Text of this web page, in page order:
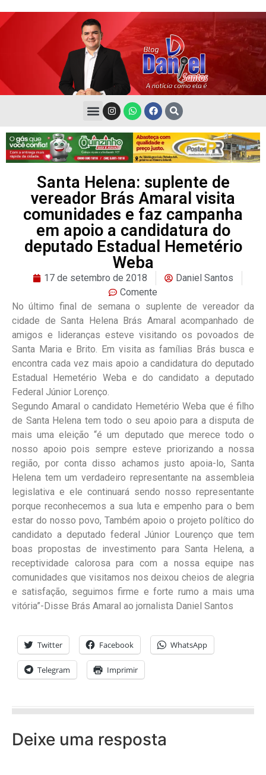
Santa Helena: suplente de
vereador Brás Amaral visita
comunidades e faz campanha
em apoio a candidatura do
deputado Estadual Hemetério
Weba
17 de setembro de 2018
Daniel Santos
Comente
No último final de semana o suplente de vereador da
cidade de Santa Helena Brás Amaral acompanhado de
amigos e lideranças esteve visitando os povoados de
Santa Maria e Brito. Em visita as famílias Brás busca e
encontra cada vez mais apoio a candidatura do deputado
Estadual Hemetério Weba e do candidato a deputado
Federal Júnior Lorenço.
Segundo Amaral o candidato Hemetério Weba que é filho
de Santa Helena tem todo o seu apoio para a disputa de
mais uma eleição “é um deputado que merece todo o
nosso apoio pois sempre esteve priorizando a nossa
região, por conta disso achamos justo apoia-lo, Santa
Helena tem um verdadeiro representante na assembleia
legislativa e ele continuará sendo nosso representante
porque reconhecemos a sua luta e empenho para o bem
estar do nosso povo, Também apoio o projeto político do
candidato a deputado federal Júnior Lourenço que tem
boas propostas de investimento para Santa Helena, a
receptividade calorosa para com a nossa equipe nas
comunidades que visitamos nos deixou cheios de alegria
e satisfação, seguimos firme e forte rumo a mais uma
vitória”-Disse Brás Amaral ao jornalista Daniel Santos
Twitter Facebook WhatsApp
Telegram Imprimir
Deixe uma resposta